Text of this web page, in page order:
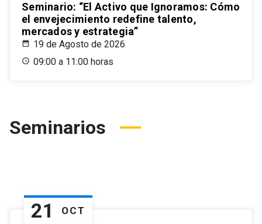
Seminario: “El Activo que Ignoramos: Cómo
el envejecimiento redefine talento,
mercados y estrategia”
19 de Agosto de 2026
09:00 a 11:00 horas
Seminarios
21 OCT